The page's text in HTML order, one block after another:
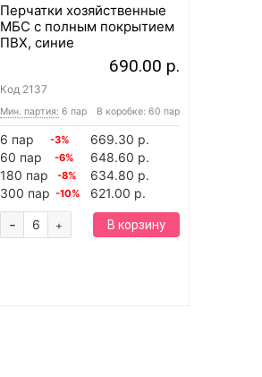
Перчатки хозяйственные
МБС с полным покрытием
ПВХ, синие
690.00 р.
Код 2137
Мин. партия: 6 пар В коробке: 60 пар
6 пар -3%
669.30 р.
60 пар
-6%
648.60 р.
180 пар
-8%
634.80 р.
300 пар -10% 621.00 р.
+
- В корзину